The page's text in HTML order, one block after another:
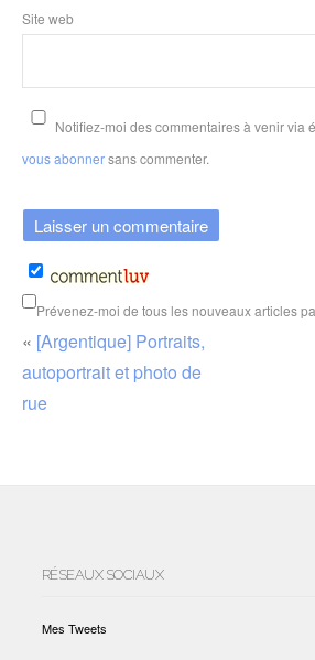
Site web
Notifiez-moi des commentaires à venir via
vous abonnersans commenter.
Prévenez-moi de tous les nouveaux articles
« [Argentique] Portraits,
autoportrait et photo de
rue
RÉSEAUX SOCIAUX
Mes Tweets